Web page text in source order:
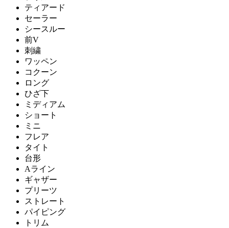
ティアード
セーラー
シースルー
前V
刺繍
ワッペン
コクーン
ロング
ひざ下
ミディアム
ショート
ミニ
フレア
タイト
台形
Aライン
ギャザー
プリーツ
ストレート
パイピング
トリム